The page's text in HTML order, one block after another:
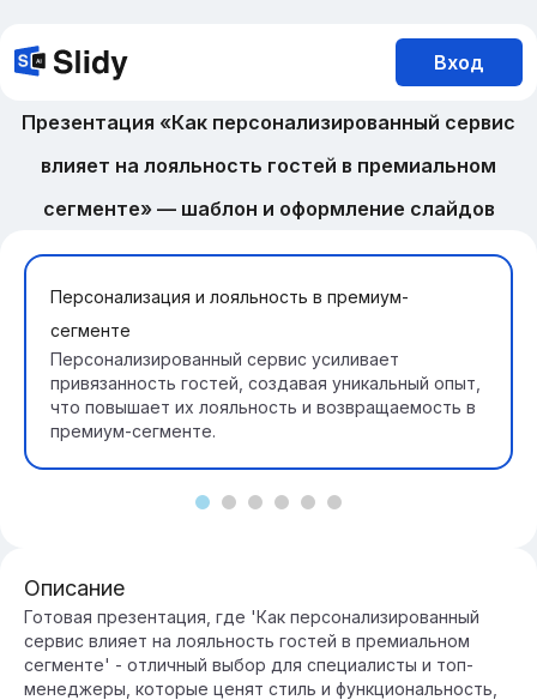
Вход
Презентация «Как персонализированный сервис
влияет на лояльность гостей в премиальном
сегменте» — шаблон и оформление слайдов
Персонализация и лояльность в премиум-
сегменте
Персонализированный сервис усиливает
привязанность гостей, создавая уникальный опыт,
что повышает их лояльность и возвращаемость в
премиум-сегменте.
Описание
Готовая презентация, где 'Как персонализированный
сервис влияет на лояльность гостей в премиальном
сегменте' - отличный выбор для специалисты и топ-
менеджеры, которые ценят стиль и функциональность,